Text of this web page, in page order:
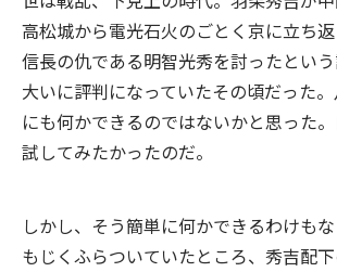
高松城から電光石火のごとく京に立ち
信長の仇である明智光秀を討ったとい
大いに評判になっていたその頃だった
にも何かできるのではないかと思った
試してみたかったのだ。
しかし、そう簡単に何かできるわけも
もじくふらついていたところ、秀吉配